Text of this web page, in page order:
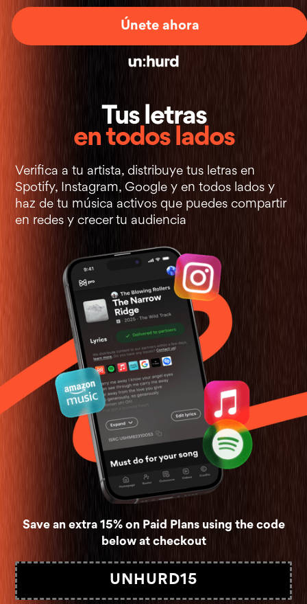
Tus letras
en todos lados
Verifica a tu artista, distribuye tus letras en
Spotify, Instagram, Google y en todos lados y
haz de tu música activos que puedes compartir
en redes y crecer tu audiencia
Save an extra 15% on Paid Plans using the code
below at checkout
UNHURD15
Únete ahora